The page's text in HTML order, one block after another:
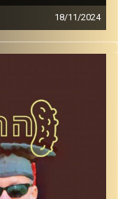
18/11/2024
המערכת הפוליטית
דוד ופרופסור גלעד